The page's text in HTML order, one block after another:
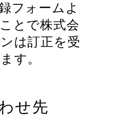
フォームよ
とで株式会
は訂正を受
す。
せ先